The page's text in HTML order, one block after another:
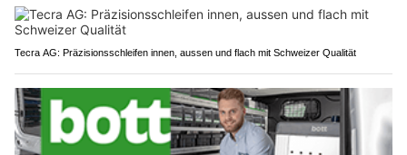
Tecra AG: Präzisionsschleifen innen, aussen und flach mit Schweizer Qualität